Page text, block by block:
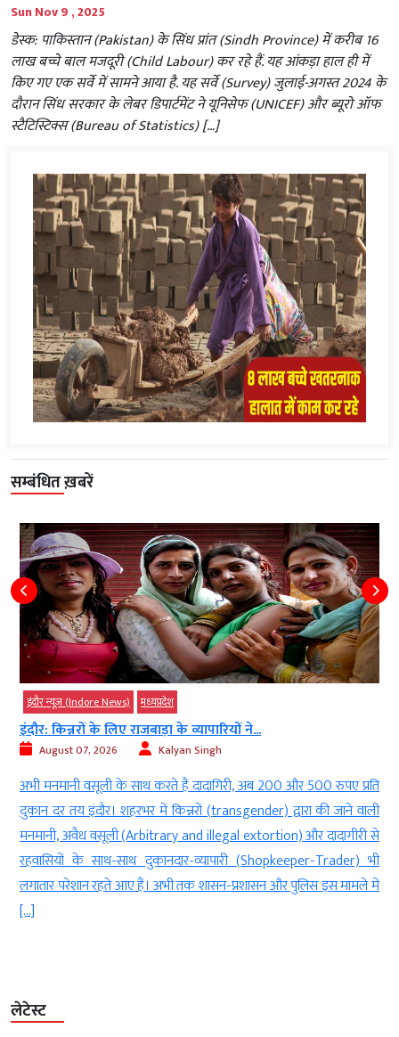
Sun Nov 9 , 2025
डेस्क: पाकिस्तान (Pakistan) के सिंध प्रांत (Sindh Province) में करीब 16
लाख बच्चे बाल मजदूरी (Child Labour) कर रहे हैं. यह आंकड़ा हाल ही में
किए गए एक सर्वे में सामने आया है. यह सर्वे (Survey) जुलाई-अगस्त 2024 के
दौरान सिंध सरकार के लेबर डिपार्टमेंट ने यूनिसेफ (UNICEF) और ब्यूरो ऑफ
स्टैटिस्टिक्स (Bureau of Statistics) […]
सम्बंधित ख़बरें
इंदौर न्यूज़ (Indore News) मध्‍यप्रदेश
इंदौर: किन्नरों के लिए राजबाड़ा के व्यापारियों ने...
August 07, 2026 Kalyan Singh
अभी मनमानी वसूली के साथ करते हैं दादागिरी, अब 200 और 500 रुपए प्रति
दुकान दर तय इंदौर। शहरभर में किन्नरों (transgender) द्वारा की जाने वाली
मनमानी, अवैध वसूली (Arbitrary and illegal extortion) और दादागीरी से
रहवासियों के साथ-साथ दुकानदार-व्यापारी (Shopkeeper-Trader) भी
लगातार परेशान रहते आए हैं। अभी तक शासन-प्रशासन और पुलिस इस मामले में
[…]
लेटेस्ट